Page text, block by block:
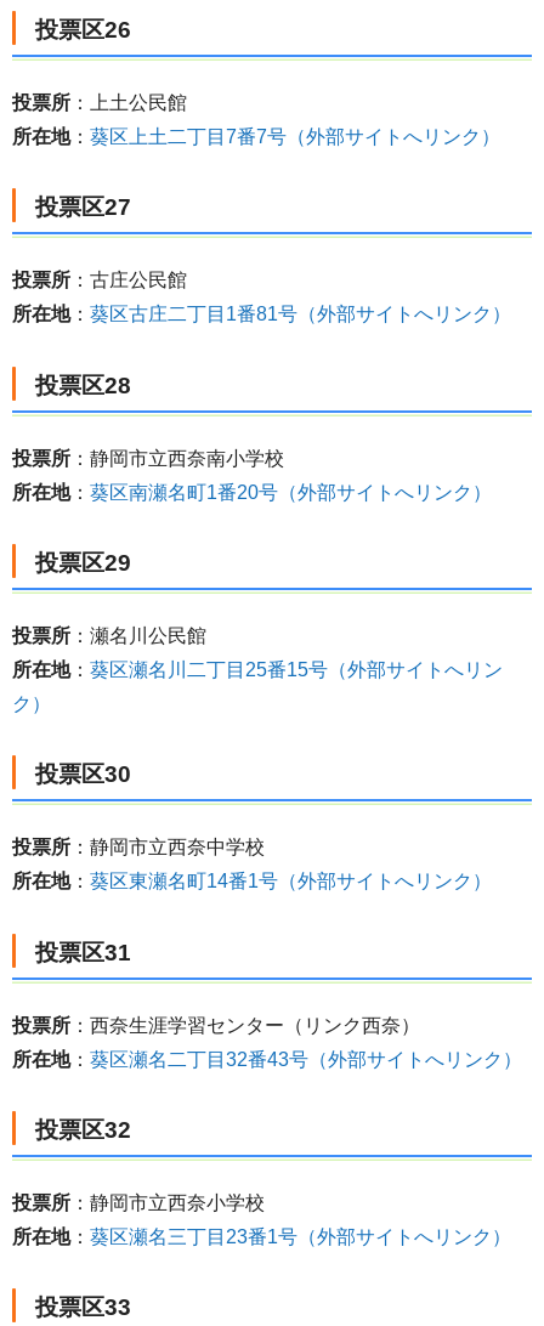
投票区26
投票所 ：上土公民館
所在地： 葵区上土二丁目7番7号（外部サイトへリンク）
投票区27
投票所 ：古庄公民館
所在地： 葵区古庄二丁目1番81号（外部サイトへリンク）
投票区28
投票所 ：静岡市立西奈南小学校
所在地： 葵区南瀬名町1番20号（外部サイトへリンク）
投票区29
投票所 ：瀬名川公民館
所在地： 葵区瀬名川二丁目25番15号（外部サイトへリン
ク）
投票区30
投票所 ：静岡市立西奈中学校
所在地： 葵区東瀬名町14番1号（外部サイトへリンク）
投票区31
投票所 ：西奈生涯学習センター（リンク西奈）
所在地： 葵区瀬名二丁目32番43号（外部サイトへリンク）
投票区32
投票所 ：静岡市立西奈小学校
所在地： 葵区瀬名三丁目23番1号（外部サイトへリンク）
投票区33